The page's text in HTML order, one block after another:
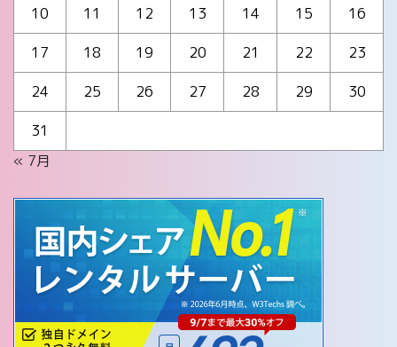
10
11 12 13 14 15
16
17
18 19 20 21 22
23
24
25 26 27 28 29
30
31
« 7月